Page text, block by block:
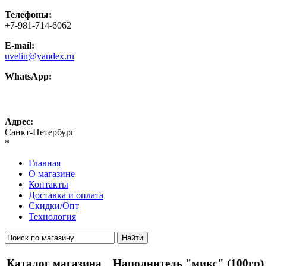
Телефоны:
+7-981-714-6062
E-mail:
uvelin@yandex.ru
WhatsApp:
Адрес:
Санкт-Петербург
*
Главная
О магазине
Контакты
Доставка и оплата
Скидки/Опт
Технология
Каталог магазина Наполнитель "микс" (100гр)